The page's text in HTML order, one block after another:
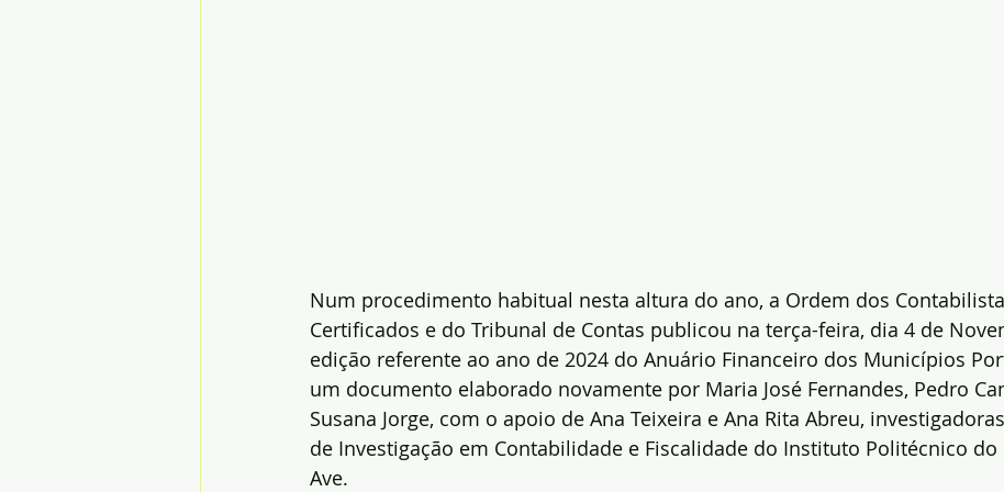
Num procedimento habitual nesta altura do ano, a Ordem dos
Certificados e do Tribunal de Contas publicou na terça-feira, dia 4 de
edição referente ao ano de 2024 do Anuário Financeiro dos Municípios
um documento elaborado novamente por Maria José Fernandes, Pedro
Susana Jorge, com o apoio de Ana Teixeira e Ana Rita Abreu,
de Investigação em Contabilidade e Fiscalidade do Instituto Politécnico do
Ave.